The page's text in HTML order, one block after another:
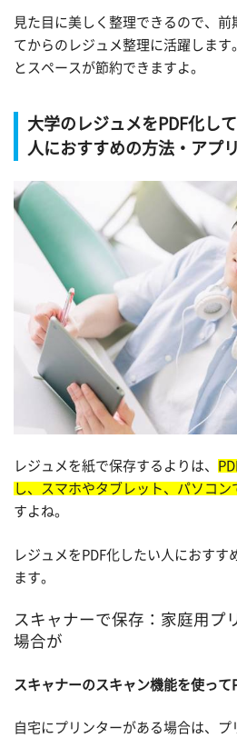
見た目に美しく整理できるので、前
てからのレジュメ整理に活躍します
とスペースが節約できますよ。
大学のレジュメをPDF化し
人におすすめの方法・アプリ
レジュメを紙で保存するよりは、
し、スマホやタブレット、パソコン
すよね。
レジュメをPDF化したい人におす
ます。
スキャナーで保存：家庭用プ
場合が
スキャナーのスキャン機能を使って
自宅にプリンターがある場合は、